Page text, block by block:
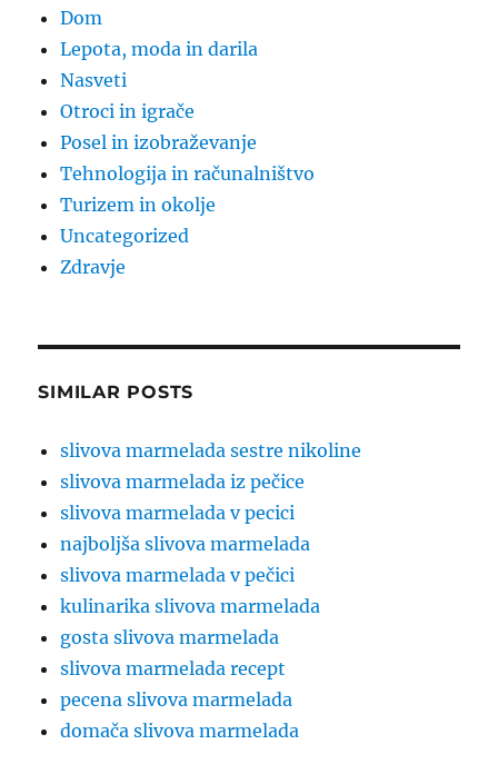
Dom
Lepota, moda in darila
Nasveti
Otroci in igrače
Posel in izobraževanje
Tehnologija in računalništvo
Turizem in okolje
Uncategorized
Zdravje
SIMILAR POSTS
slivova marmelada sestre nikoline
slivova marmelada iz pečice
slivova marmelada v pecici
najboljša slivova marmelada
slivova marmelada v pečici
kulinarika slivova marmelada
gosta slivova marmelada
slivova marmelada recept
pecena slivova marmelada
domača slivova marmelada